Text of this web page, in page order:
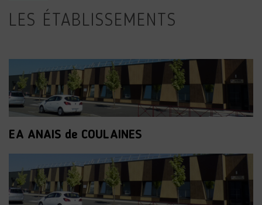
LES ÉTABLISSEMENTS
EA ANAIS de COULAINES